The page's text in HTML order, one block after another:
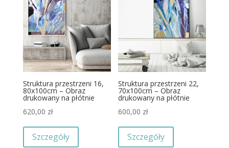
Struktura przestrzeni 16,
80x100cm – Obraz
drukowany na płótnie
620,00 zł
Szczegóły
Struktura przestrzeni 22,
70x100cm – Obraz
drukowany na płótnie
600,00 zł
Szczegóły